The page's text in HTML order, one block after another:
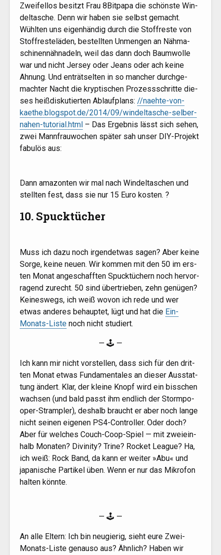
Zwei­fel­los besitzt Frau 8Bitpapa die schöns­te Win­
del­ta­sche. Denn wir haben sie selbst gemacht.
Wühl­ten uns eigen­hän­dig durch die Stoff­res­te von
Stoff­re­ste­lä­den, bestell­ten Unmen­gen an Näh­ma­
schi­nenn­äh­na­deln, weil das dann doch Baum­wol­le
war und nicht Jer­sey oder Jeans oder ach kei­ne
Ahnung. Und ent­rät­sel­ten in so man­cher durch­ge­
mach­ter Nacht die kryp­ti­schen Pro­zess­schrit­te die­
ses heiß­dis­ku­tier­ten Ablauf­plans: //naehte-von-
kaethe.blogspot.de/2014/09/windeltasche-selber-
nahen-tutorial.html – Das Ergeb­nis lässt sich sehen,
zwei Mann­frau­wo­chen spä­ter sah unser DIY-Pro­jekt
fabu­lös aus:
Dann ama­zon­ten wir mal nach Win­del­ta­schen und
stell­ten fest, dass sie nur 15 Euro kosten. ?
10. Spucktücher
Muss ich dazu noch irgend­et­was sagen? Aber kei­ne
Sor­ge, kei­ne neu­en. Wir kom­men mit den 50 im ers­
ten Monat ange­schaff­ten Spuck­tü­chern noch her­vor­
ra­gend zurecht. 50 sind über­trie­ben, zehn genü­gen?
Kei­nes­wegs, ich weiß wovon ich rede und wer
etwas ande­res behaup­tet, lügt und hat die Ein-
Monats-Lis­te noch nicht studiert.
— 🕹 —
Ich kann mir nicht vor­stel­len, dass sich für den drit­
ten Monat etwas Fun­da­men­ta­les an die­ser Aus­stat­
tung ändert. Klar, der klei­ne Knopf wird ein biss­chen
wach­sen (und bald passt ihm end­lich der Storm­po­
oper-Stramp­ler), des­halb braucht er aber noch lan­ge
nicht sei­nen eige­nen PS4-Con­trol­ler. Oder doch?
Aber für wel­ches Couch-Coop-Spiel — mit zwei­ein­
halb Mona­ten? Divini­ty? Tri­ne? Rocket League? Ha,
ich weiß: Rock Band, da kann er wei­ter »Abu« und
japa­ni­sche Par­ti­kel üben. Wenn er nur das Mikro­fon
hal­ten könnte.
— 🕹 —
An alle Eltern: Ich bin neu­gie­rig, sieht eure Zwei-
Monats-Lis­te genau­so aus? Ähn­lich? Haben wir